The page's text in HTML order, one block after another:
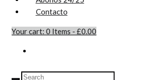
Contacto
Your cart: 0 Items - £0.00